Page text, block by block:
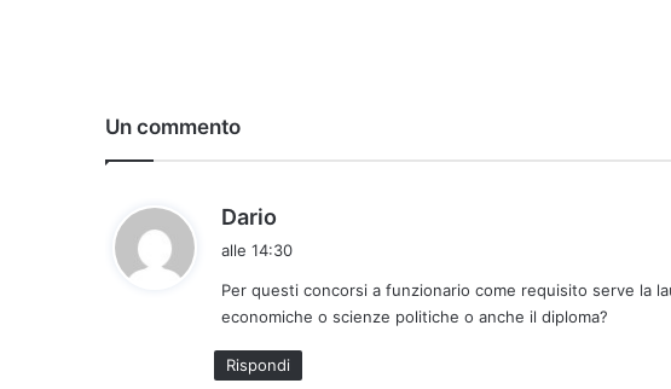
Un commento
Dario
e
t
t
o
alle 14:30
Per questi concorsi a funzionario come requisito serve la
economiche o scienze politiche o anche il diploma?
Rispondi